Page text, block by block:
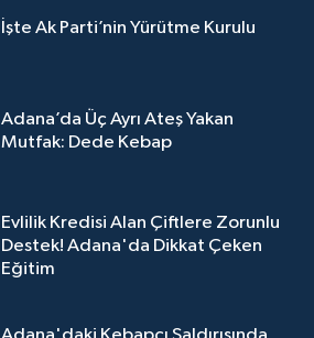
İşte Ak Parti’nin Yürütme Kurulu
Adana’da Üç Ayrı Ateş Yakan
Mutfak: Dede Kebap
Evlilik Kredisi Alan Çiftlere Zorunlu
Destek! Adana'da Dikkat Çeken
Eğitim